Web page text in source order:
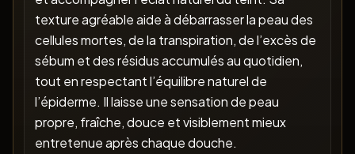
texture agréable aide à débarrasser la peau des
cellules mortes, de la transpiration, de l’excès de
sébum et des résidus accumulés au quotidien,
tout en respectant l’équilibre naturel de
l’épiderme. Il laisse une sensation de peau
propre, fraîche, douce et visiblement mieux
entretenue après chaque douche.